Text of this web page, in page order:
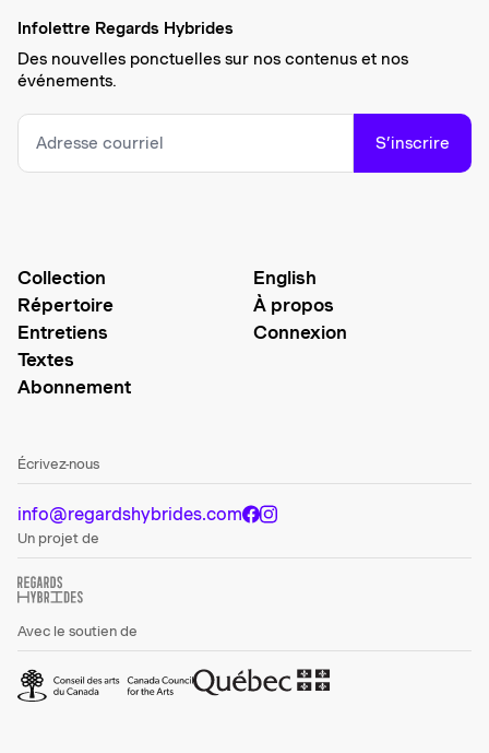
Infolettre Regards Hybrides
Des nouvelles ponctuelles sur nos contenus et nos
événements.
S’inscrire
Collection
Répertoire
Entretiens
Textes
Abonnement
English
À propos
Connexion
Écrivez-nous
info@regardshybrides.com
Un projet de
Avec le soutien de